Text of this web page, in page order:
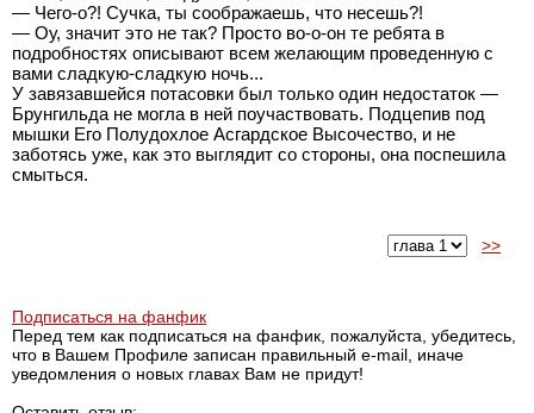
— Чего-о?! Сучка, ты соображаешь, что несешь?!
— Оу, значит это не так? Просто во-о-он те ребята в
подробностях описывают всем желающим проведенную с
вами сладкую-сладкую ночь...
У завязавшейся потасовки был только один недостаток —
Брунгильда не могла в ней поучаствовать. Подцепив под
мышки Его Полудохлое Асгардское Высочество, и не
заботясь уже, как это выглядит со стороны, она поспешила
смыться.
>>
Подписаться на фанфик
Перед тем как подписаться на фанфик, пожалуйста, убедитесь,
что в Вашем Профиле записан правильный e-mail, иначе
уведомления о новых главах Вам не придут!